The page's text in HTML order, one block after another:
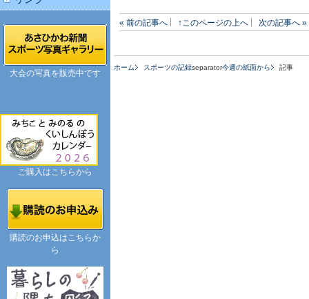
« 前の記事へ ↑このページの上へ 次の記事へ »
ホーム スポーツの記録separator今週の紙面から 記事
大会の写真を販売中です
ご購入はこちらから
購読のお申込はこちらか
ら